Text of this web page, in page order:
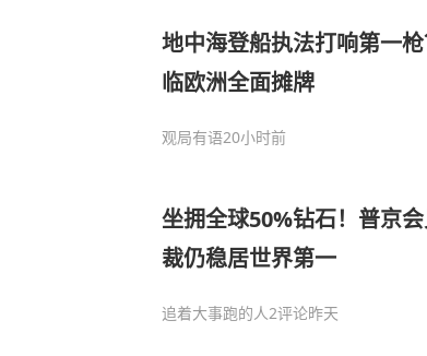
地中海登船执法打响第一
临欧洲全面摊牌
观局有语20小时前
坐拥全球50%钻石！普京
裁仍稳居世界第一
追着大事跑的人2评论昨天